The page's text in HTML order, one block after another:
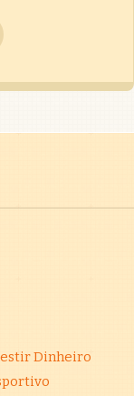
Dinheiro